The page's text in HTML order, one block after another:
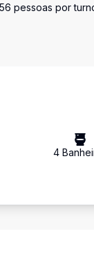
pessoas por
4